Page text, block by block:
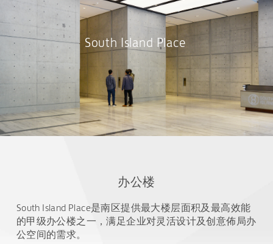
South Island Place
办公楼
South Island Place是南区提供最大楼层面积及最高效能
的甲级办公楼之一，满足企业对灵活设计及创意佈局办
公空间的需求。